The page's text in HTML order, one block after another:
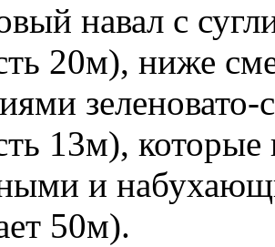
навал с
20м), ниже
зеленовато-
13м), которые
и
50м).